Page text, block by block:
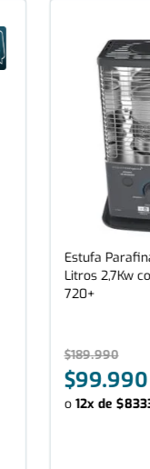
Estufa
Litros 2,7Kw
720+
$189.990
$99.990
o 12x de $